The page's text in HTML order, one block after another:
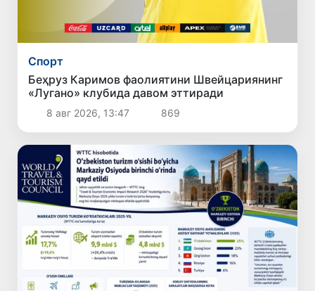
Спорт
Беҳруз Каримов фаолиятини Швейцариянинг
«Лугано» клубида давом эттиради
8 авг 2026, 13:47 869